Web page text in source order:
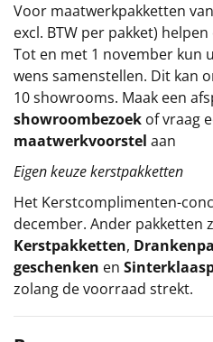
Voor maatwerkpakketten
excl. BTW per pakket)
Tot en met 1 november kun
wens samenstellen. Dit kan
10 showrooms. Maak een
showroombezoek of vraag
maatwerkvoorstel aan
Eigen keuze kerstpakketten
Het Kerstcomplimenten-
december. Ander pakketten
Kerstpakketten,
geschenken en
zolang de voorraad strekt.